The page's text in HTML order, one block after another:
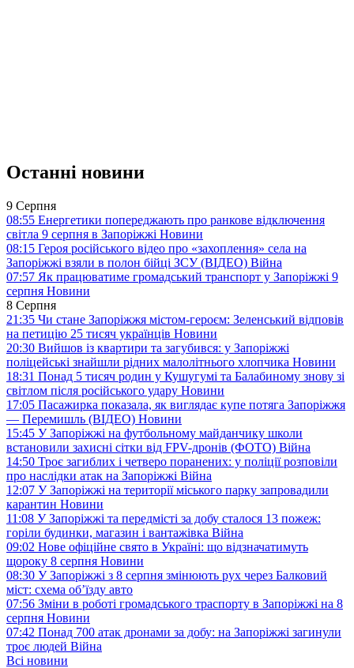
Останні новини
9 Серпня
08:55 Енергетики попереджають про ранкове відключення
світла 9 серпня в Запоріжжі Новини
08:15 Героя російського відео про «захоплення» села на
Запоріжжі взяли в полон бійці ЗСУ (ВІДЕО) Війна
07:57 Як працюватиме громадський транспорт у Запоріжжі 9
серпня Новини
8 Серпня
21:35 Чи стане Запоріжжя містом-героєм: Зеленський відповів
на петицію 25 тисяч українців Новини
20:30 Вийшов із квартири та загубився: у Запоріжжі
поліцейські знайшли рідних малолітнього хлопчика Новини
18:31 Понад 5 тисяч родин у Кушугумі та Балабиному знову зі
світлом після російського удару Новини
17:05 Пасажирка показала, як виглядає купе потяга Запоріжжя
— Перемишль (ВІДЕО) Новини
15:45 У Запоріжжі на футбольному майданчику школи
встановили захисні сітки від FPV-дронів (ФОТО) Війна
14:50 Троє загиблих і четверо поранених: у поліції розповіли
про наслідки атак на Запоріжжі Війна
12:07 У Запоріжжі на території міського парку запровадили
карантин Новини
11:08 У Запоріжжі та передмісті за добу сталося 13 пожеж:
горіли будинки, магазин і вантажівка Війна
09:02 Нове офіційне свято в Україні: що відзначатимуть
щороку 8 серпня Новини
08:30 У Запоріжжі з 8 серпня змінюють рух через Балковий
міст: схема об’їзду авто
07:56 Зміни в роботі громадського траспорту в Запоріжжі на 8
серпня Новини
07:42 Понад 700 атак дронами за добу: на Запоріжжі загинули
троє людей Війна
Всі новини